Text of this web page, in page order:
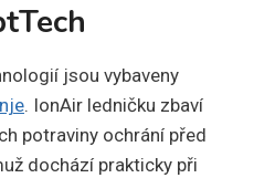
jsou vybaveny
. IonAir ledničku zbaví
potraviny ochrání před
dochází prakticky při